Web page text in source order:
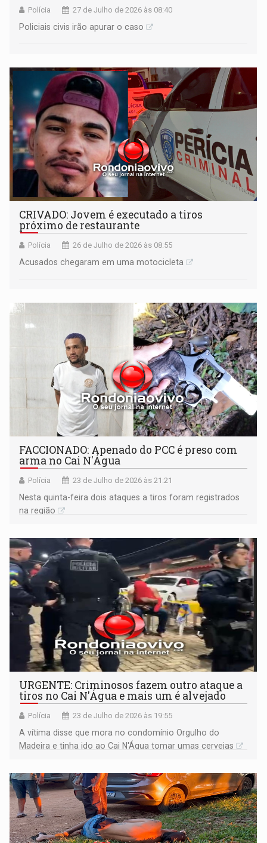
Polícia 27 de Julho de 2026 às 08:40
Policiais civis irão apurar o caso
CRIVADO: Jovem é executado a tiros
próximo de restaurante
Polícia 26 de Julho de 2026 às 08:55
Acusados chegaram em uma motocicleta
FACCIONADO: Apenado do PCC é preso com
arma no Cai N'Água
Polícia 23 de Julho de 2026 às 21:21
Nesta quinta-feira dois ataques a tiros foram registrados
na região
URGENTE: Criminosos fazem outro ataque a
tiros no Cai N'Água e mais um é alvejado
Polícia 23 de Julho de 2026 às 19:55
A vítima disse que mora no condomínio Orgulho do
Madeira e tinha ido ao Cai N'Água tomar umas cervejas